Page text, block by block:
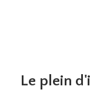
Le plein